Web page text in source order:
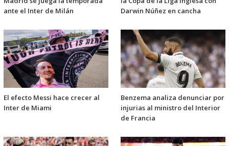
ante el Inter de Milán
Darwin Núñez en cancha
El efecto Messi hace crecer al
Inter de Miami
Benzema analiza denunciar por
injurias al ministro del Interior
de Francia